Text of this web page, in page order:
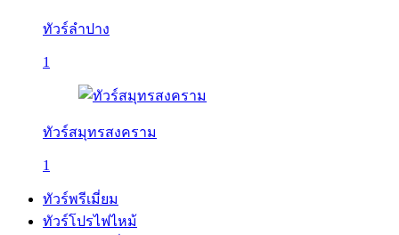
ทัวร์ลำปาง
1
ทัวร์สมุทรสงคราม
1
ทัวร์พรีเมี่ยม
ทัวร์โปรไฟไหม้